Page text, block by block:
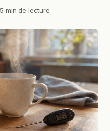
5 min de lecture